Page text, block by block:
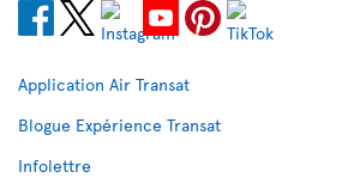
Application Air Transat
Blogue Expérience Transat
Infolettre